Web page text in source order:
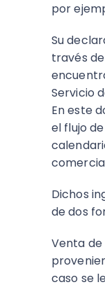
por
Su
través
Servicio
En este
el flujo
Dichos
de dos
Venta
caso se